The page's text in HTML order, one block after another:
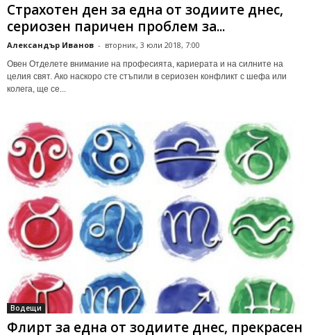
Страхотен ден за една от зодиите днес,
сериозен паричен проблем за...
Александър Иванов - вторник, 3 юли 2018, 7:00
Овен Отделете внимание на професията, кариерата и на силните на
целия свят. Ако наскоро сте стъпили в сериозен конфликт с шефа или
колега, ще се...
Водещи
Флирт за една от зодиите днес, прекрасен